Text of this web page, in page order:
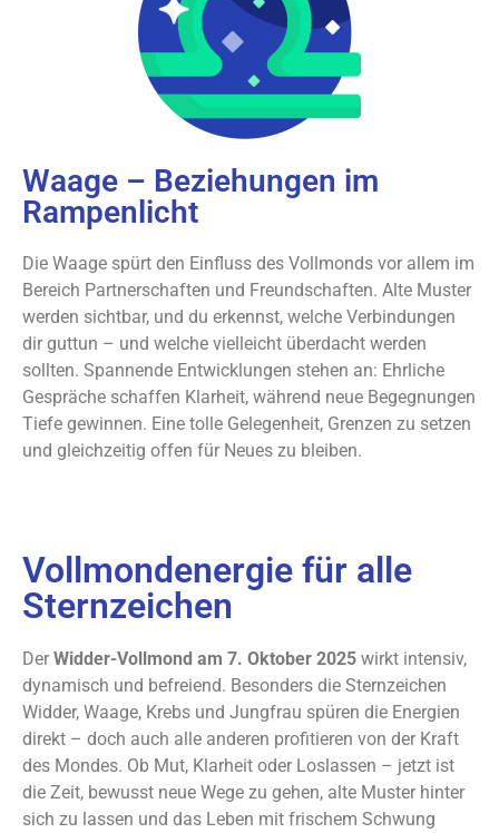
Waage – Beziehungen im
Rampenlicht
Die Waage spürt den Einfluss des Vollmonds vor allem im
Bereich Partnerschaften und Freundschaften. Alte Muster
werden sichtbar, und du erkennst, welche Verbindungen
dir guttun – und welche vielleicht überdacht werden
sollten. Spannende Entwicklungen stehen an: Ehrliche
Gespräche schaffen Klarheit, während neue Begegnungen
Tiefe gewinnen. Eine tolle Gelegenheit, Grenzen zu setzen
und gleichzeitig offen für Neues zu bleiben.
Vollmondenergie für alle
Sternzeichen
Der Widder-Vollmond am 7. Oktober 2025 wirkt intensiv,
dynamisch und befreiend. Besonders die Sternzeichen
Widder, Waage, Krebs und Jungfrau spüren die Energien
direkt – doch auch alle anderen profitieren von der Kraft
des Mondes. Ob Mut, Klarheit oder Loslassen – jetzt ist
die Zeit, bewusst neue Wege zu gehen, alte Muster hinter
sich zu lassen und das Leben mit frischem Schwung